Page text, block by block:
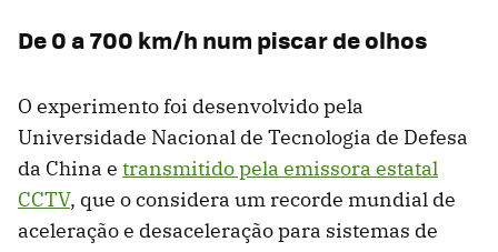
De 0 a 700 km/h num piscar de olhos
O experimento foi desenvolvido pela
Universidade Nacional de Tecnologia de Defesa
da China e transmitido pela emissora estatal
CCTV, que o considera um recorde mundial de
aceleração e desaceleração para sistemas de